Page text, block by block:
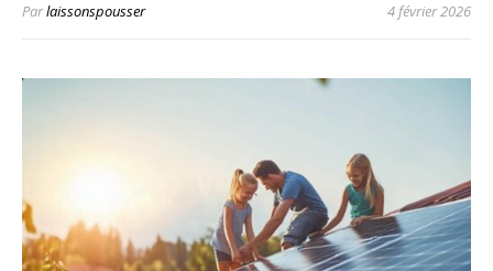
Parlaissonspousser 4 février 2026